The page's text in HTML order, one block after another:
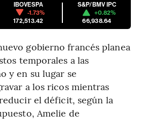
IBOVESPA
-1.73%
172,513.42
S&P/BMV IPC
+0.82%
66,938.64
gobierno francés planea
temporales a las
y en su lugar se
a los ricos mientras
el déficit, según la
Amelie de